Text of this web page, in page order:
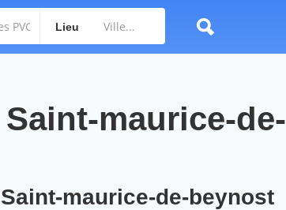
Lieu
maurice-de-
maurice-de-beynost